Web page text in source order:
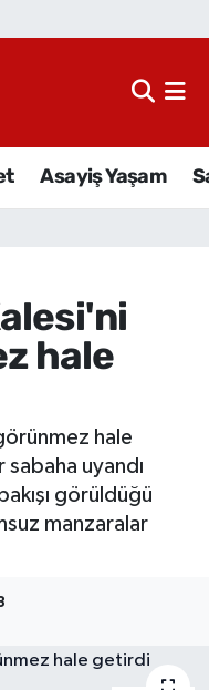
Asayiş Yaşam
hale
hale
uyandı
görüldüğü
manzaralar